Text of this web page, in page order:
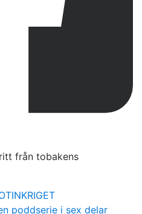
från tobakens
poddserie i sex delar